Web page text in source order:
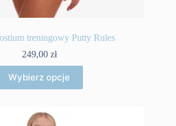
treningowy Putty Rules
249,00 zł
Wybierz opcje
produkt
ma
wariantów.
Opcje